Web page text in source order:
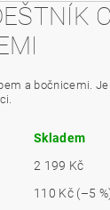
a bočnicemi.
Skladem
2 199 Kč
110 Kč (–5